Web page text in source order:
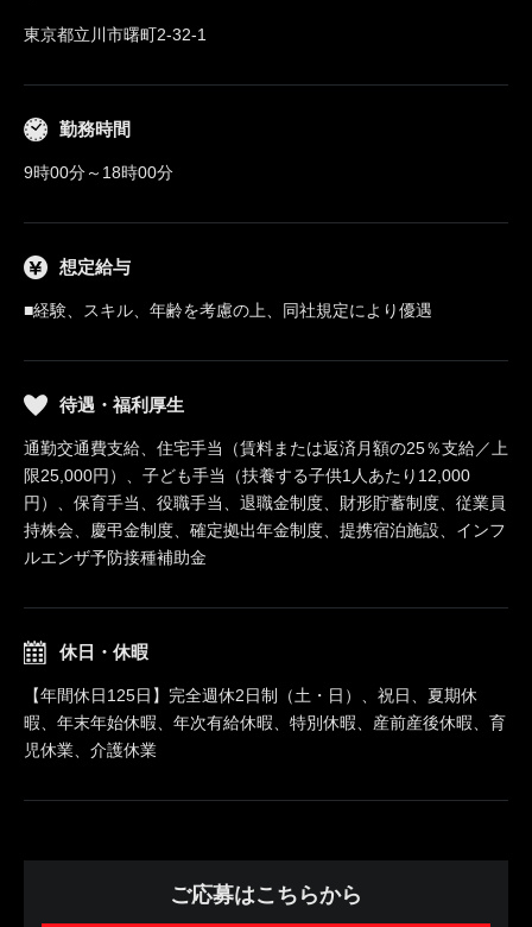
東京都立川市曙町2-32-1
勤務時間
9時00分～18時00分
想定給与
■経験、スキル、年齢を考慮の上、同社規定により優遇
待遇・福利厚生
通勤交通費支給、住宅手当（賃料または返済月額の25％支給／上
限25,000円）、子ども手当（扶養する子供1人あたり12,000
円）、保育手当、役職手当、退職金制度、財形貯蓄制度、従業員
持株会、慶弔金制度、確定拠出年金制度、提携宿泊施設、インフ
ルエンザ予防接種補助金
休日・休暇
【年間休日125日】完全週休2日制（土・日）、祝日、夏期休
暇、年末年始休暇、年次有給休暇、特別休暇、産前産後休暇、育
児休業、介護休業
ご応募はこちらから